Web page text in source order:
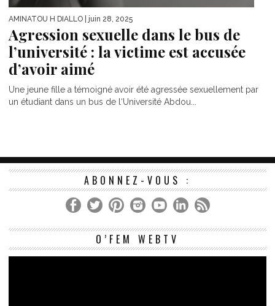
AMINATOU H DIALLO | juin 28, 2025
Agression sexuelle dans le bus de
l’université : la victime est accusée
d’avoir aimé
Une jeune fille a témoigné avoir été agressée sexuellement par
un étudiant dans un bus de l‘Université Abdou...
ABONNEZ-VOUS :
O’FEM WEBTV